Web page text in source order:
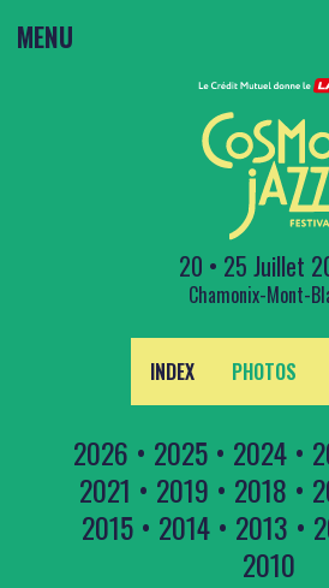
MENU
20 • 25 Juillet
Chamonix-Mont-
INDEX PHOTOS
2026 • 2025 • 2024 •
2021 • 2019 • 2018 •
2015• 2014• 2013 •
2010